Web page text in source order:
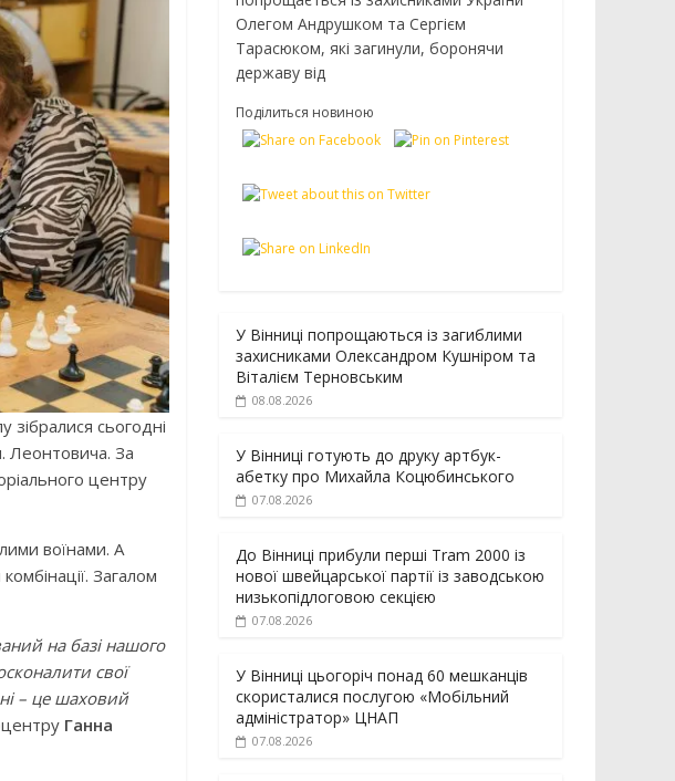
зібралися сьогодні
Леонтовича. За
центру
воїнами. А
Загалом
на базі нашого
свої
– це шаховий
Ганна
Олегом Андрушком та Сергієм
Тарасюком, які загинули, боронячи
державу від
Поділиться новиною
У Вінниці попрощаються із загиблими
захисниками Олександром Кушніром та
Віталієм Терновським
08.08.2026
У Вінниці готують до друку артбук-
абетку про Михайла Коцюбинського
07.08.2026
До Вінниці прибули перші Tram 2000 із
нової швейцарської партії із заводською
низькопідлоговою секцією
07.08.2026
У Вінниці цьогоріч понад 60 мешканців
скористалися послугою «Мобільний
адміністратор» ЦНАП
07.08.2026